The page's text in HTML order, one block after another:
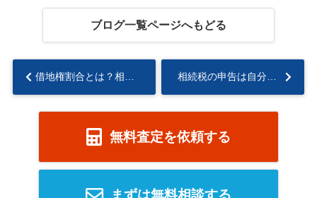
ブログ一覧ページへもどる
借地権割合とは？相続税評価の計算方法や調べ方についても解説... 相続税の申告は自分でできる？判断基準や進め方についても解説...
無料査定を依頼する